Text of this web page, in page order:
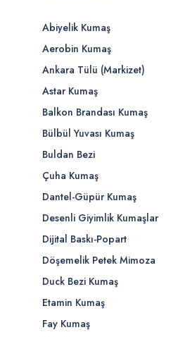
Abiyelik Kumaş
Aerobin Kumaş
Ankara Tülü (Markizet)
Astar Kumaş
Balkon Brandası Kumaş
Bülbül Yuvası Kumaş
Buldan Bezi
Çuha Kumaş
Dantel-Güpür Kumaş
Desenli Giyimlik Kumaşlar
Dijital Baskı-Popart
Döşemelik Petek Mimoza
Duck Bezi Kumaş
Etamin Kumaş
Fay Kumaş